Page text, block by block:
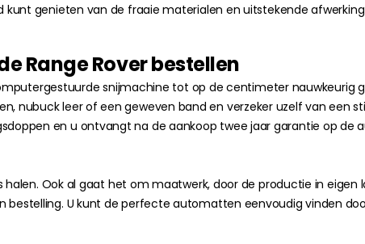
kunt genieten van de fraaie materialen en uitstekende
Range Rover bestellen
snijmachine tot op de centimeter nauwkeurig
nubuck leer of een geweven band en verzeker uzelf van een
en u ontvangt na de aankoop twee jaar garantie op de
Ook al gaat het om maatwerk, door de productie in
U kunt de perfecte automatten eenvoudig vinden